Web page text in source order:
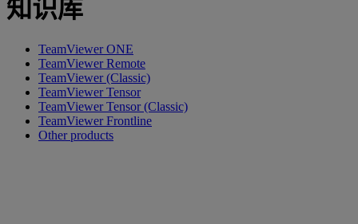
知识库
TeamViewer ONE
TeamViewer Remote
TeamViewer (Classic)
TeamViewer Tensor
TeamViewer Tensor (Classic)
TeamViewer Frontline
Other products